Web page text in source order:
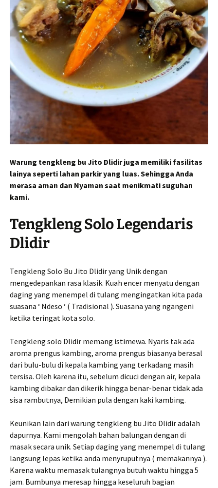
Warung tengkleng bu Jito Dlidir juga memiliki fasilitas
lainya seperti lahan parkir yang luas. Sehingga Anda
merasa aman dan Nyaman saat menikmati suguhan
kami.
Tengkleng Solo Legendaris
Dlidir
Tengkleng Solo Bu Jito Dlidir yang Unik dengan
mengedepankan rasa klasik. Kuah encer menyatu dengan
daging yang menempel di tulang mengingatkan kita pada
suasana ‘ Ndeso ‘ ( Tradisional ). Suasana yang ngangeni
ketika teringat kota solo.
Tengkleng solo Dlidir memang istimewa. Nyaris tak ada
aroma prengus kambing, aroma prengus biasanya berasal
dari bulu-bulu di kepala kambing yang terkadang masih
tersisa. Oleh karena itu, sebelum dicuci dengan air, kepala
kambing dibakar dan dikerik hingga benar-benar tidak ada
sisa rambutnya, Demikian pula dengan kaki kambing.
Keunikan lain dari warung tengkleng bu Jito Dlidir adalah
dapurnya. Kami mengolah bahan balungan dengan di
masak secara unik. Setiap daging yang menempel di tulang
langsung lepas ketika anda menyruputnya ( memakannya ).
Karena waktu memasak tulangnya butuh waktu hingga 5
jam. Bumbunya meresap hingga keseluruh bagian